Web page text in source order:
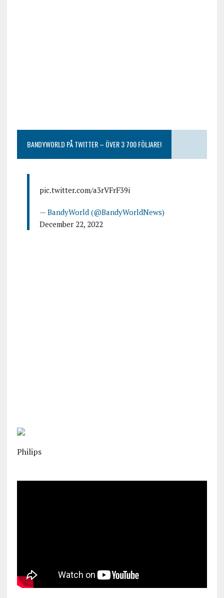
BANDYWORLD PÅ TWITTER – ÖVER 3 700 FÖLJARE!
pic.twitter.com/a3rVFrF39i
— BandyWorld (@BandyWorldNews)
December 22, 2022
Philips